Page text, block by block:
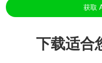
获取
下载适合